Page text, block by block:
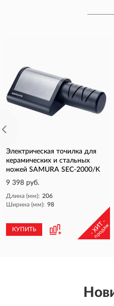
Электрическая точилка для
керамических и стальных
ножей SAMURA SEC-2000/K
9 398 руб.
Длина (мм): 206
Ширина (мм): 98
КУПИТЬ - ХИТ -
продаж